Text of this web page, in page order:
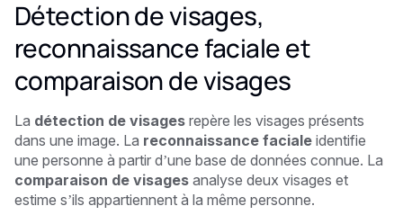
Détection de visages,
reconnaissance faciale et
comparaison de visages
La détection de visages repère les visages présents
dans une image. La reconnaissance faciale identifie
une personne à partir d’une base de données connue. La
comparaison de visages analyse deux visages et
estime s’ils appartiennent à la même personne.